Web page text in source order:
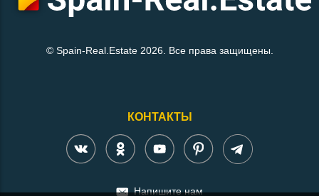
© Spain-Real.Estate 2026. Все права защищены.
КОНТАКТЫ
Напишите нам